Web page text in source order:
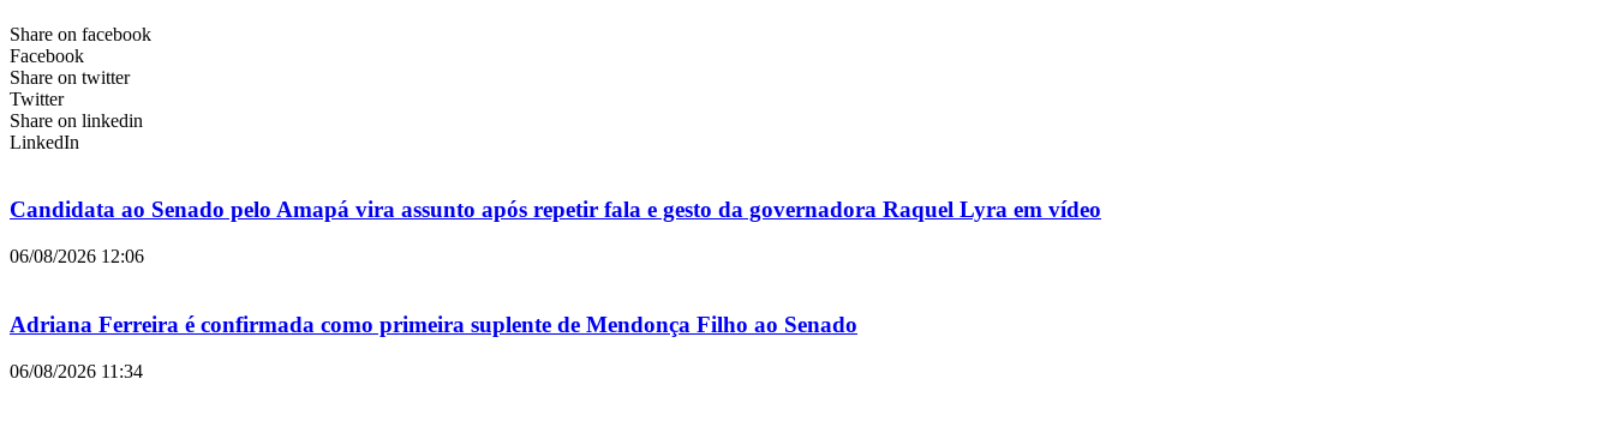
Share on facebook
Facebook
Share on twitter
Twitter
Share on linkedin
LinkedIn
Candidata ao Senado pelo Amapá vira assunto após repetir fala e gesto da governadora Raquel Lyra em vídeo
06/08/2026 12:06
Adriana Ferreira é confirmada como primeira suplente de Mendonça Filho ao Senado
06/08/2026 11:34